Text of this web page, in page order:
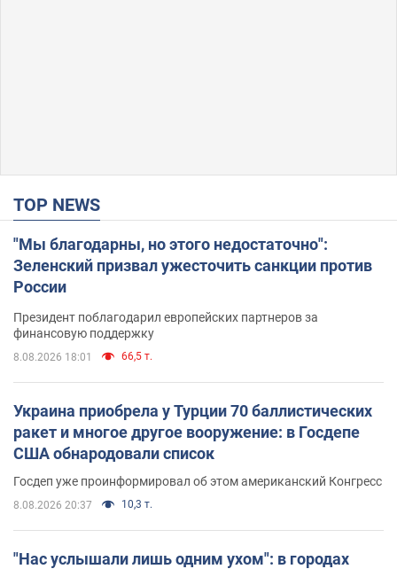
TOP NEWS
"Мы благодарны, но этого недостаточно":
Зеленский призвал ужесточить санкции против
России
Президент поблагодарил европейских партнеров за
финансовую поддержку
8.08.2026 18:01 66,5 т.
Украина приобрела у Турции 70 баллистических
ракет и многое другое вооружение: в Госдепе
США обнародовали список
Госдеп уже проинформировал об этом американский Конгресс
8.08.2026 20:37 10,3 т.
"Нас услышали лишь одним ухом": в городах